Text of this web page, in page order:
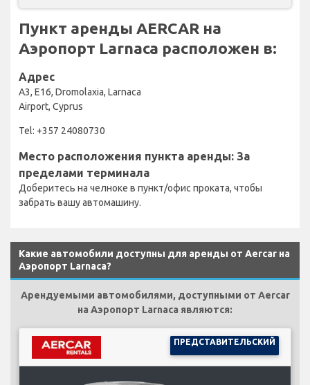
Пункт аренды AERCAR на
Аэропорт Larnaca расположен в:
Адрес
A3, E16, Dromolaxia, Larnaca
Airport, Cyprus
Tel: +357 24080730
Место расположения пункта аренды: За
пределами терминала
Доберитесь на челноке в пункт/офис проката, чтобы
забрать вашу автомашину.
Какие автомобили доступны для аренды от Aercar на
Аэропорт Larnaca?
Арендуемыми автомобилями, доступными от Aercar
на Аэропорт Larnaca являются:
ПРЕДСТАВИТЕЛЬСКИЙ